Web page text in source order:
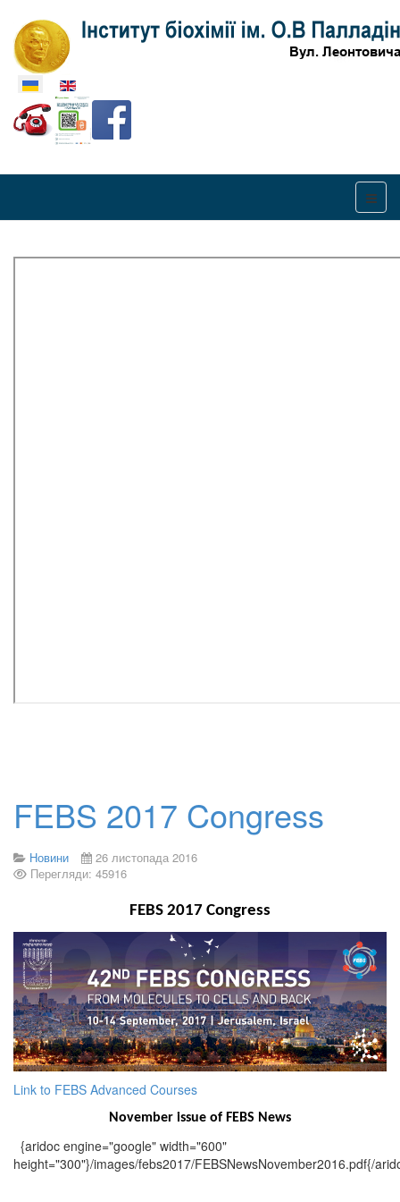
Оберіть свою мову
FEBS 2017 Congress
Новини
26 листопада 2016
Перегляди: 45916
FEBS 2017 Congress
Link to FEBS Advanced Courses
November issue of FEBS News
{aridoc engine="google" width="600"
height="300"}/images/febs2017/FEBSNewsNovember2016.pdf{/